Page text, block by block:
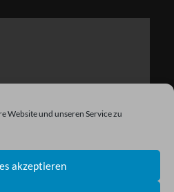
Website und unseren Service zu
akzeptieren